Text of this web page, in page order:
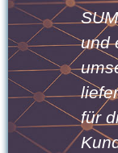
und
für